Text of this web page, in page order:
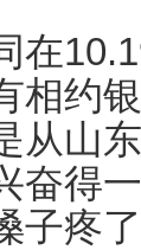
在
相约
从山
奋得
子疼了